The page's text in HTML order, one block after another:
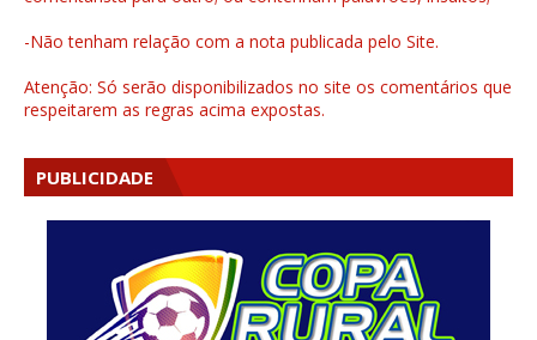
-Não tenham relação com a nota publicada pelo Site.
Atenção: Só serão disponibilizados no site os comentários que
respeitarem as regras acima expostas.
PUBLICIDADE